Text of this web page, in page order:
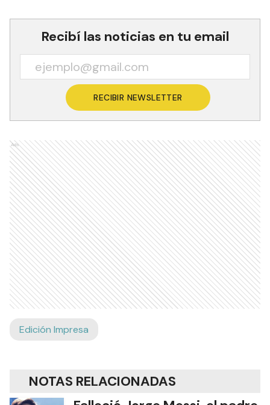
Recibí las noticias en tu email
RECIBIR NEWSLETTER
Ads
Edición Impresa
NOTAS RELACIONADAS